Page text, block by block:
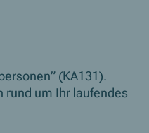
(KA131).
rund um Ihr laufendes